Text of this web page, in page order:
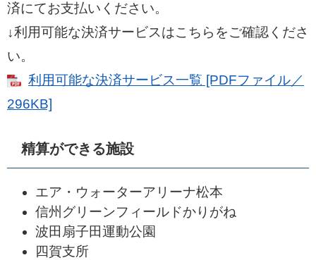
済にてお支払いください。
↓利用可能な決済サービスはこちらをご確認くださ
い。
利用可能な決済サービス一覧 [PDFファイル／
296KB]
精算ができる施設
エア・ウォーターアリーナ松本
信州グリーンフィールドかりがね
波田扇子田運動公園
四賀支所